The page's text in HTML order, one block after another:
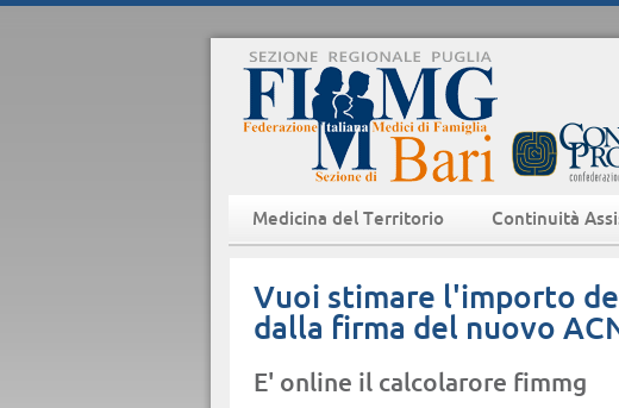
Medicina del Territorio Continuità
Vuoi stimare l'importo
dalla firma del nuovo
E' online il calcolarore fimmg